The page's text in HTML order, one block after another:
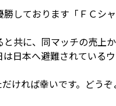
しております「ＦＣシ
共に、同マッチの売上
日本へ避難されている
ければ幸いです。どう